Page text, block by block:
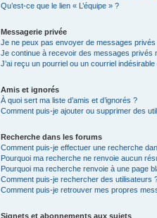
Qu’est-ce que le lien « L’équipe » ?
Messagerie privée
Je ne peux pas envoyer de messages privés
Je continue à recevoir des messages privés
J’ai reçu un pourriel ou un courriel
Amis et ignorés
À quoi sert ma liste d’amis et d’ignorés ?
Comment puis-je ajouter ou supprimer des
Recherche dans les forums
Comment puis-je effectuer une recherche
Pourquoi ma recherche ne renvoie aucun
Pourquoi ma recherche renvoie à une page
Comment puis-je rechercher des utilisateurs
Comment puis-je retrouver mes propres
Signets et abonnements aux sujets